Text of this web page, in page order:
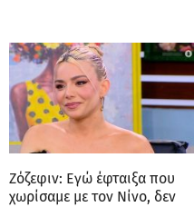
Ζόζεφιν: Εγώ έφταιξα που
χωρίσαμε με τον Νίνο, δεν